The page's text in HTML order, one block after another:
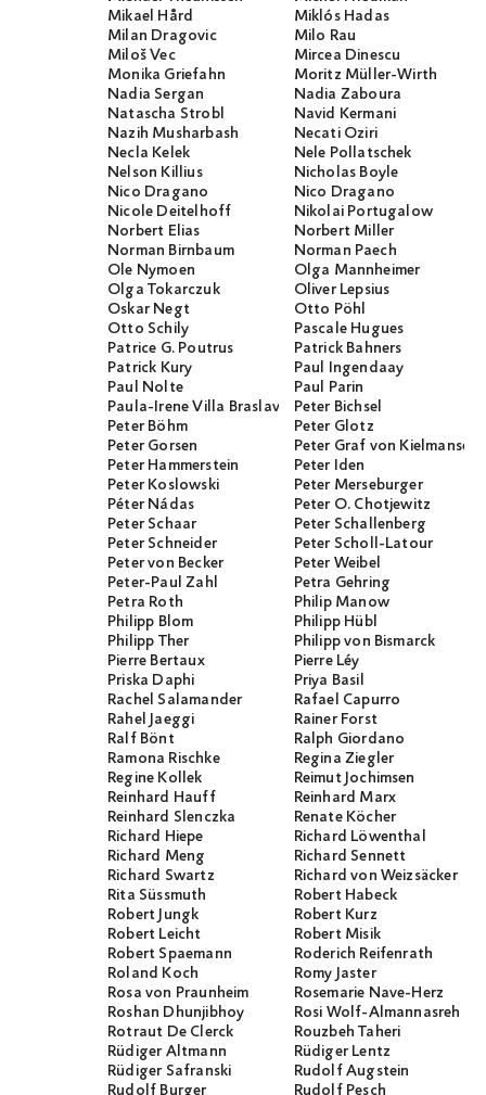
Mikael Hård
Miklós Hadas
Milan Dragovic
Milo Rau
Miloš Vec
Mircea Dinescu
Monika Griefahn
Moritz Müller-Wirth
Nadia Sergan
Nadia Zaboura
Natascha Strobl
Navid Kermani
Nazih Musharbash
Necati Öziri
Necla Kelek
Nele Pollatschek
Nelson Killius
Nicholas Boyle
Nico Dragano
Nico Dragano
Nicole Deitelhoff
Nikolai Portugalow
Norbert Elias
Norbert Miller
Norman Birnbaum
Norman Paech
Ole Nymoen
Olga Mannheimer
Olga Tokarczuk
Oliver Lepsius
Oskar Negt
Otto Pöhl
Otto Schily
Pascale Hugues
Patrice G. Poutrus
Patrick Bahners
Patrick Kury
Paul Ingendaay
Paul Nolte
Paul Parin
Paula-Irene Villa BraslavskyPeter Bichsel
Peter Böhm
Peter Glotz
Peter Gorsen
Peter Graf von
Peter Hammerstein
Peter Iden
Peter Koslowski
Peter Merseburger
Péter Nádas
Peter O. Chotjewitz
Peter Schaar
Peter Schallenberg
Peter Schneider
Peter Scholl-Latour
Peter von Becker
Peter Weibel
Peter-Paul Zahl
Petra Gehring
Petra Roth
Philip Manow
Philipp Blom
Philipp Hübl
Philipp Ther
Philipp von Bismarck
Pierre Bertaux
Pierre Léy
Priska Daphi
Priya Basil
Rachel Salamander
Rafael Capurro
Rahel Jaeggi
Rainer Forst
Ralf Bönt
Ralph Giordano
Ramona Rischke
Regina Ziegler
Regine Kollek
Reimut Jochimsen
Reinhard Hauff
Reinhard Marx
Reinhard Slenczka
Renate Köcher
Richard Hiepe
Richard Löwenthal
Richard Meng
Richard Sennett
Richard Swartz
Richard von Weizsäcker
Rita Süssmuth
Robert Habeck
Robert Jungk
Robert Kurz
Robert Leicht
Robert Misik
Robert Spaemann
Roderich Reifenrath
Roland Koch
Romy Jaster
Rosa von Praunheim
Rosemarie Nave-Herz
Roshan Dhunjibhoy
Rosi Wolf-Almannasreh
Rotraut De Clerck
Rouzbeh Taheri
Rüdiger Altmann
Rüdiger Lentz
Rüdiger Safranski
Rudolf Augstein
Rudolf Burger
Rudolf Pesch